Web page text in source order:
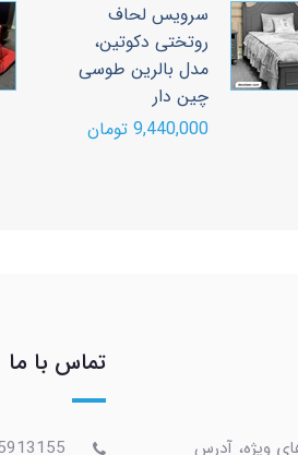
سرویس لحاف
روتختی دکوتین،
مدل بالرین طوسی
چین دار
9,440,000 تومان
ویژه، آدرس
تماس با ما